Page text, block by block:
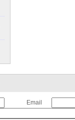
Email